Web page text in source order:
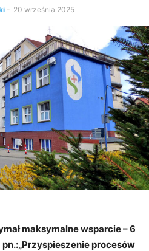
- 20 września 2025
maksymalne wsparcie – 6
pn.:„Przyspieszenie procesów